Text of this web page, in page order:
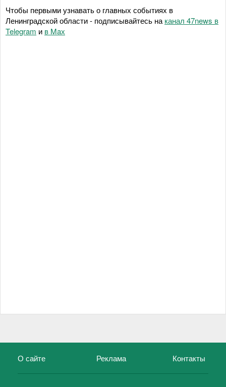
Чтобы первыми узнавать о главных событиях в
Ленинградской области - подписывайтесь на канал 47news в
Telegram и в Maх
О сайте Реклама Контакты